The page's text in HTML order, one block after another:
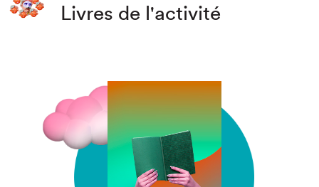
Livres de l'activité